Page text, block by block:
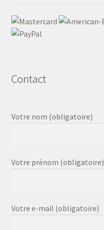
Contact
Votre nom (obligatoire)
Votre prénom (obligatoire)
Votre e-mail (obligatoire)